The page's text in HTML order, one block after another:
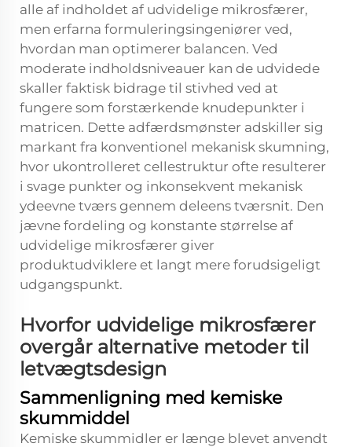
alle af indholdet af udvidelige mikrosfærer,
men erfarna formuleringsingeniører ved,
hvordan man optimerer balancen. Ved
moderate indholdsniveauer kan de udvidede
skaller faktisk bidrage til stivhed ved at
fungere som forstærkende knudepunkter i
matricen. Dette adfærdsmønster adskiller sig
markant fra konventionel mekanisk skumning,
hvor ukontrolleret cellestruktur ofte resulterer
i svage punkter og inkonsekvent mekanisk
ydeevne tværs gennem deleens tværsnit. Den
jævne fordeling og konstante størrelse af
udvidelige mikrosfærer giver
produktudviklere et langt mere forudsigeligt
udgangspunkt.
Hvorfor udvidelige mikrosfærer
overgår alternative metoder til
letvægtsdesign
Sammenligning med kemiske
skummiddel
Kemiske skummidler er længe blevet anvendt